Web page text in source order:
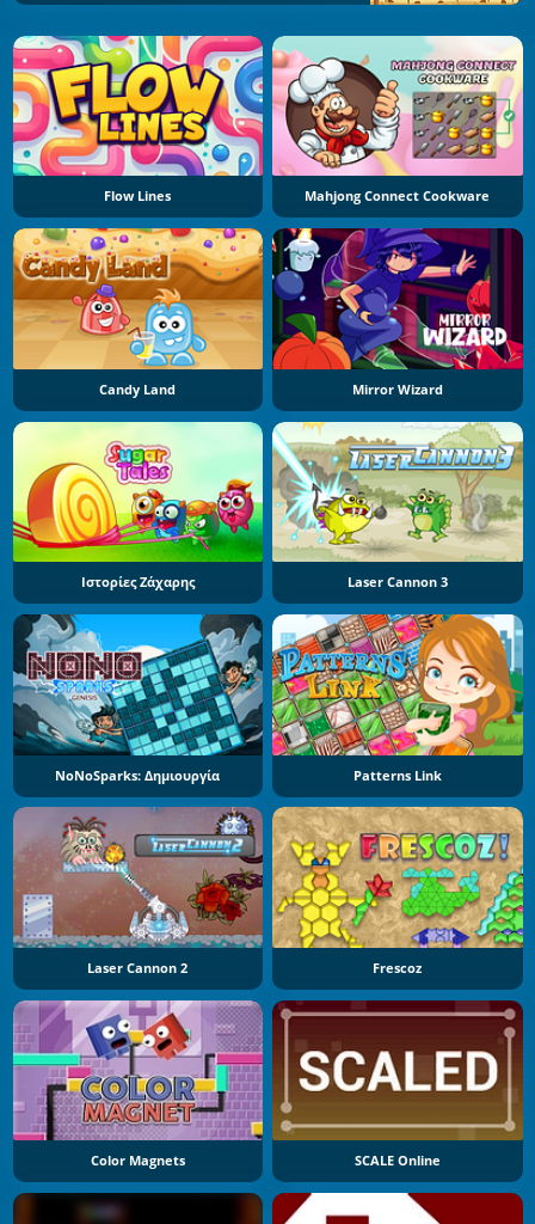
Flow Lines Mahjong Connect Cookware
Candy Land Mirror Wizard
Ιστορίες Ζάχαρης Laser Cannon 3
NoNoSparks: Δημιουργία Patterns Link
Laser Cannon 2 Frescoz
Color Magnets SCALE Online